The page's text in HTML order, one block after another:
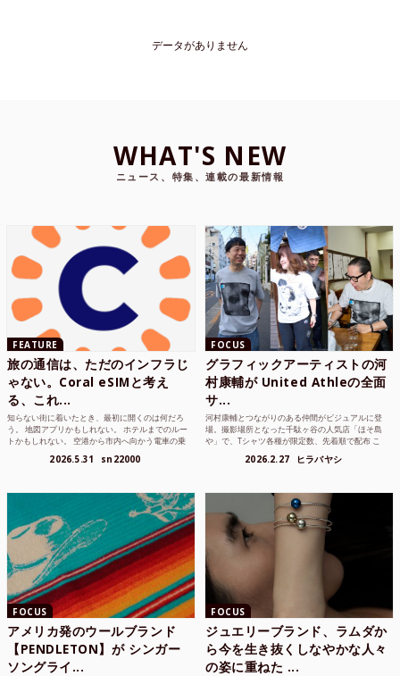
データがありません
WHAT'S NEW
ニュース、特集、連載の最新情報
FEATURE
旅の通信は、ただのインフラじ
ゃない。Coral eSIMと考え
る、これ...
知らない街に着いたとき、最初に開くのは何だろ
う。 地図アプリかもしれない。 ホテルまでのルー
トかもしれない。 空港から市内へ向かう電車の乗
2026.5.31 sn22000
FOCUS
グラフィックアーティストの河
村康輔が United Athleの全面
サ...
河村康輔とつながりのある仲間がビジュアルに登
場。撮影場所となった千駄ヶ谷の人気店「ほそ島
や」で、Tシャツ各種が限定数、先着順で配布 こ
2026.2.27 ヒラバヤシ
FOCUS
アメリカ発のウールブランド
【PENDLETON】が シンガー
ソングライ...
FOCUS
ジュエリーブランド、ラムダか
ら今を生き抜くしなやかな人々
の姿に重ねた ...